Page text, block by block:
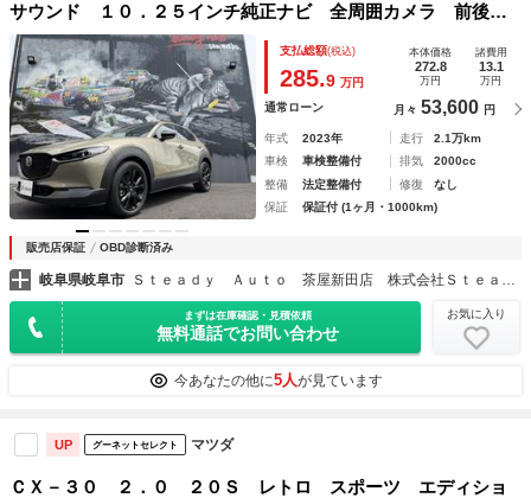
サウンド １０．２５インチ純正ナビ 全周囲カメラ 前後ド
ラレコ ＥＴＣ 前席シートヒーター 運転席パワーシート
ハンドルヒーター レーダークルーズ パワーバックドア ス
マートキー２個取説保証書
支払総額(税込)
285.9 万円
本体価格
272.8
万円
諸費用
13.1
万円
通常ローン 月々 53,600 円
年式 2023年 走行
2.1万km
車検
車検整備付 排気
2000cc
整備
法定整備付 修復
なし
保証
保証付 (1ヶ月・1000km)
販売店保証 OBD診断済み
岐阜県岐阜市 Ｓｔｅａｄｙ Ａｕｔｏ 茶屋新田店 株式会社Ｓｔｅａｄｙ’ｚ
まずは在庫確認・見積依頼
無料通話でお問い合わせ
お気に入り
今あなたの他に5人が見ています
UP グーネットセレクト マツダ
ＣＸ－３０ ２．０ ２０Ｓ レトロ スポーツ エディショ